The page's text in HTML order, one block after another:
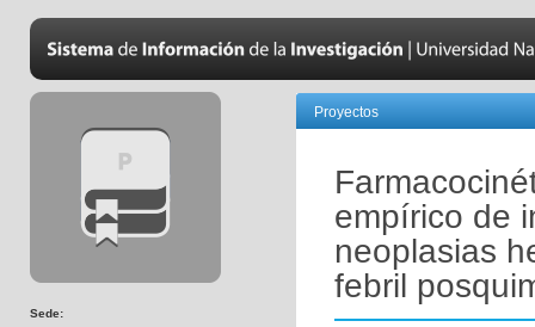
Sede:
Proyectos
empírico de
neoplasias
febril